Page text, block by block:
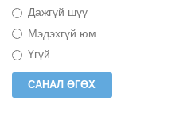
Дажгүй шүү
Мэдэхгүй юм
Үгүй